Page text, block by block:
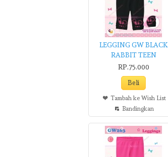
LEGGING GW BLACK
RABBIT TEEN
RP.75.000
Tambah ke Wish List
Bandingkan